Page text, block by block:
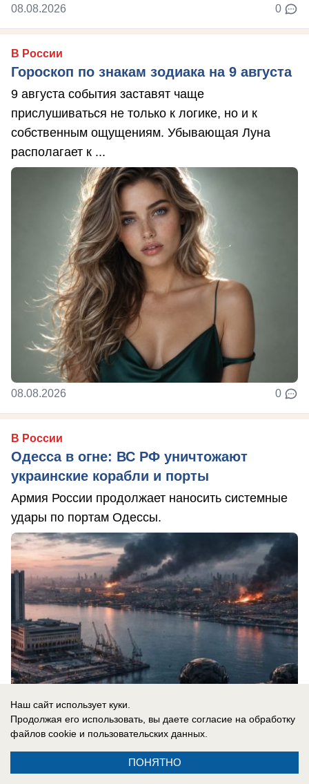
08.08.2026 0
В России
Гороскоп по знакам зодиака на 9 августа
9 августа события заставят чаще
прислушиваться не только к логике, но и к
собственным ощущениям. Убывающая Луна
располагает к ...
08.08.2026 0
В России
Одесса в огне: ВС РФ уничтожают
украинские корабли и порты
Армия России продолжает наносить системные
удары по портам Одессы.
Наш сайт использует куки.
Продолжая его использовать, вы даете согласие на обработку
файлов cookie и пользовательских данных.
ПОНЯТНО